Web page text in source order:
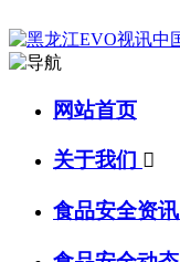
网站首页
关于我们 
食品安全资讯